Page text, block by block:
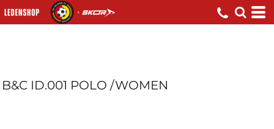
B&C ID.001 POLO /WOMEN